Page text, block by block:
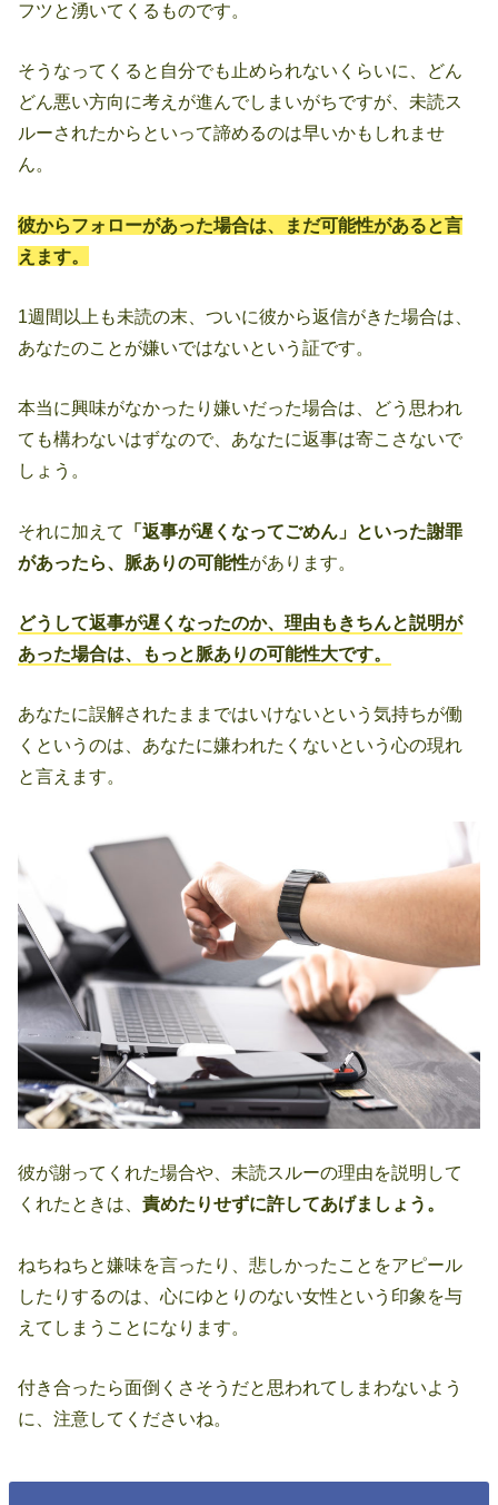
フツと湧いてくるものです。
そうなってくると自分でも止められないくらいに、どん
どん悪い方向に考えが進んでしまいがちですが、未読ス
ルーされたからといって諦めるのは早いかもしれませ
ん。
彼からフォローがあった場合は、まだ可能性があると言
えます。
1週間以上も未読の末、ついに彼から返信がきた場合は、
あなたのことが嫌いではないという証です。
本当に興味がなかったり嫌いだった場合は、どう思われ
ても構わないはずなので、あなたに返事は寄こさないで
しょう。
それに加えて
「返事が遅くなってごめん」といった謝罪
があったら、脈ありの可能性があります。
どうして返事が遅くなったのか、理由もきちんと説明が
あった場合は、もっと脈ありの可能性大です。
あなたに誤解されたままではいけないという気持ちが働
くというのは、あなたに嫌われたくないという心の現れ
と言えます。
彼が謝ってくれた場合や、未読スルーの理由を説明して
くれたときは、責めたりせずに許してあげましょう。
ねちねちと嫌味を言ったり、悲しかったことをアピール
したりするのは、心にゆとりのない女性という印象を与
えてしまうことになります。
付き合ったら面倒くさそうだと思われてしまわないよう
に、注意してくださいね。